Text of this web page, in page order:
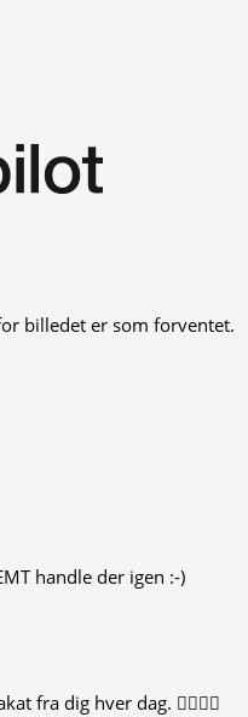
billedet er som forventet.
handle der igen :-)
fra dig hver dag. 👍🏻😍😍